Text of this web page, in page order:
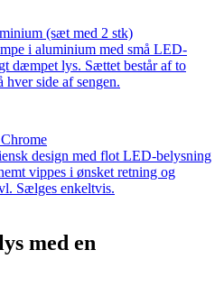
(sæt med 2 stk)
i aluminium med små LED-
dæmpet lys. Sættet består af to
hver side af sengen.
design med flot LED-belysning
vippes i ønsket retning og
Sælges enkeltvis.
med en